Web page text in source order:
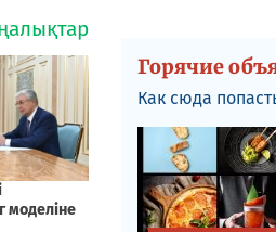
Горячие
Как сюда